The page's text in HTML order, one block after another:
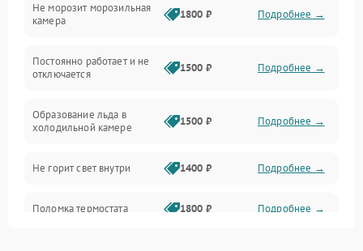
Дренаж
Не морозит морозильная
камера
1800 ₽ Подробнее →
Постоянно работает и не
отключается
1500 ₽ Подробнее →
Образование льда в
холодильной камере
1500 ₽ Подробнее →
Не горит свет внутри 1400 ₽ Подробнее →
Поломка термостата 1800 ₽ Подробнее →